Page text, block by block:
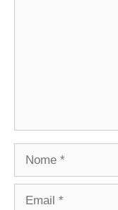
Nome
Email